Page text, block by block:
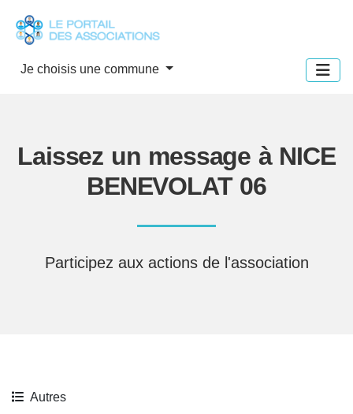
Je choisis une commune
Laissez un message à NICE
BENEVOLAT 06
Participez aux actions de l'association
Autres